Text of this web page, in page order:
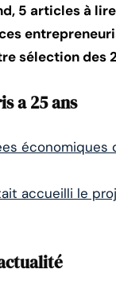
5 articles à
sélection des
a 25 ans
économiques
accueilli le